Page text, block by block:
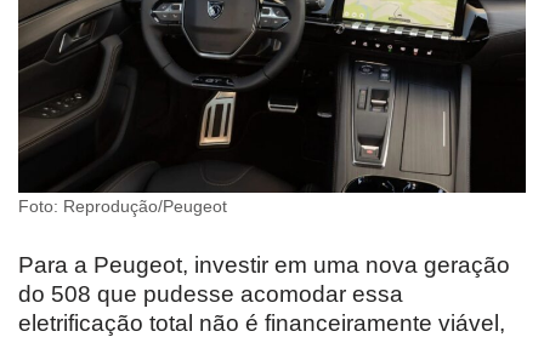
Foto: Reprodução/Peugeot
Para a Peugeot, investir em uma nova geração
do 508 que pudesse acomodar essa
eletrificação total não é financeiramente viável,